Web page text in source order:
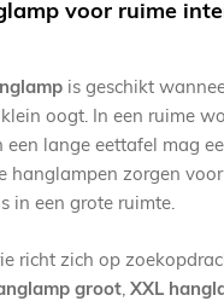
momenteel
voor ruime
is geschikt
oogt. In een ruime
een lange eettafel mag
hanglampen zorgen
in een grote ruimte.
richt zich op
groot, XXL